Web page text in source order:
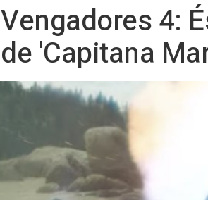
Vengadores 4:
de 'Capitana